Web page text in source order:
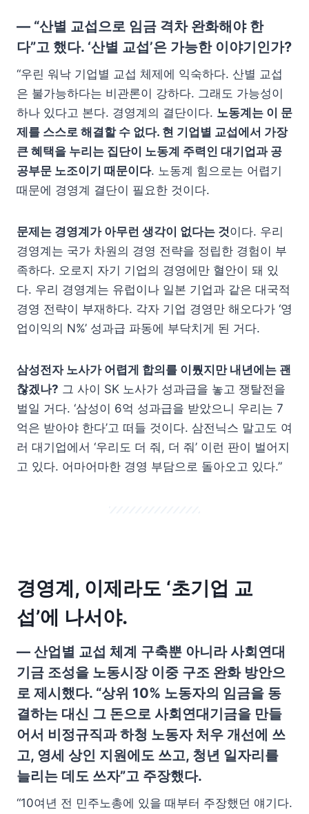
— “산별 교섭으로 임금 격차 완화해야 한
다”고 했다. ‘산별 교섭’은 가능한 이야기인가?
“우린 워낙 기업별 교섭 체제에 익숙하다. 산별 교섭
은 불가능하다는 비관론이 강하다. 그래도 가능성이
하나 있다고 본다. 경영계의 결단이다. 노동계는 이 문
제를 스스로 해결할 수 없다. 현 기업별 교섭에서 가장
큰 혜택을 누리는 집단이 노동계 주력인 대기업과 공
공부문 노조이기 때문이다. 노동계 힘으로는 어렵기
때문에 경영계 결단이 필요한 것이다.
문제는 경영계가 아무런 생각이 없다는 것이다. 우리
경영계는 국가 차원의 경영 전략을 정립한 경험이 부
족하다. 오로지 자기 기업의 경영에만 혈안이 돼 있
다. 우리 경영계는 유럽이나 일본 기업과 같은 대국적
경영 전략이 부재하다. 각자 기업 경영만 해오다가 ‘영
업이익의 N%’ 성과급 파동에 부닥치게 된 거다.
삼성전자 노사가 어렵게 합의를 이뤘지만 내년에는 괜
찮겠나? 그 사이 SK 노사가 성과급을 놓고 쟁탈전을
벌일 거다. ‘삼성이 6억 성과급을 받았으니 우리는 7
억은 받아야 한다’고 떠들 것이다. 삼전닉스 말고도 여
러 대기업에서 ‘우리도 더 줘, 더 줘’ 이런 판이 벌어지
고 있다. 어마어마한 경영 부담으로 돌아오고 있다.”
경영계, 이제라도 ‘초기업 교
섭’에 나서야.
— 산업별 교섭 체계 구축뿐 아니라 사회연대
기금 조성을 노동시장 이중 구조 완화 방안으
로 제시했다. “상위 10% 노동자의 임금을 동
결하는 대신 그 돈으로 사회연대기금을 만들
어서 비정규직과 하청 노동자 처우 개선에 쓰
고, 영세 상인 지원에도 쓰고, 청년 일자리를
늘리는 데도 쓰자”고 주장했다.
“10여년 전 민주노총에 있을 때부터 주장했던 얘기다.